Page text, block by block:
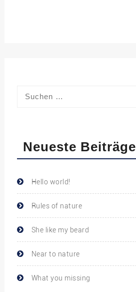
Neueste Beiträge
Hello world!
Rules of nature
She like my beard
Near to nature
What you missing